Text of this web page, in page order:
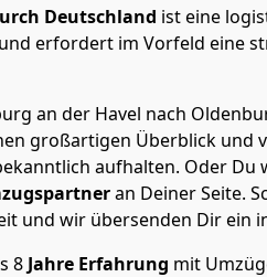
Deutschland ist eine
erfordert im Vorfeld eine
an der Havel nach
großartigen Überblick und
aufhalten. Oder Du
an Deiner Seite.
und wir übersenden Dir ein
8 Jahre Erfahrung mit